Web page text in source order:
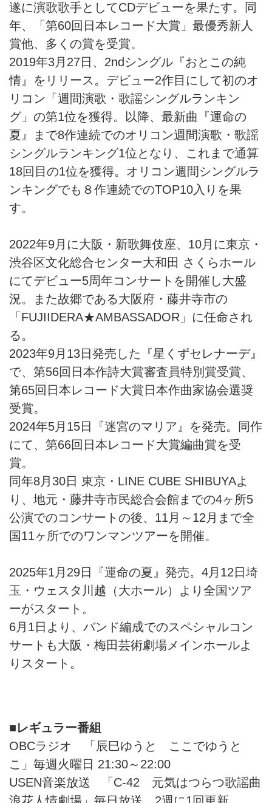
遂に演歌歌手としてCDデビューを果たす。同
年、「第60回日本レコード大賞」最優秀新人
賞他、多くの賞を受賞。
2019年3月27日、2ndシングル『おとこの純
情』をリリース。デビュー2作目にして初のオ
リコン「週間演歌・歌謡シングルランキン
グ」の第1位を獲得。以降、最新曲『運命の
夏』まで8作連続でのオリコン週間演歌・歌謡
シングルランキング1位となり、これまで通算
18回目の1位を獲得。オリコン週間シングルラ
ンキングでも８作連続でのTOP10入りを果
す。
2022年9月に大阪・新歌舞伎座、10月に東京・
渋谷区文化総合センター大和田 さくらホール
にてデビュー5周年コンサートを開催し大盛
況。また故郷である大阪府・藤井寺市の
「FUJIIDERA★AMBASSADOR」に任命され
る。
2023年9月13日発売した『星くずセレナーデ』
で、第56回日本作詩大賞審査員特別賞受賞、
第65回日本レコード大賞日本作曲家協会選奨
受賞。
2024年5月15日『迷宮のマリア』を発売。同作
にて、第66回日本レコード大賞編曲賞を受
賞。
同年8月30日 東京・LINE CUBE SHIBUYAよ
り、地元・藤井寺市民総合会館までの4ヶ所5
公演でのコンサートの後、11月～12月まで全
国11ヶ所でのワンマンツアーを開催。
2025年1月29日『運命の夏』発売。4月12日埼
玉・ウェスタ川越（大ホール）より全国ツア
ーがスタート。
6月1日より、バンド編成でのスペシャルコン
サートも大阪・梅田芸術劇場メインホールよ
りスタート。
■レギュラー番組
OBCラジオ 「辰巳ゆうと ここでゆうと
こ」毎週火曜日 21:30～22:00
USEN音楽放送 「C-42 元気はつらつ歌謡曲